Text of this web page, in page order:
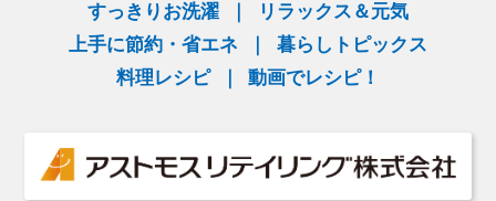
すっきりお洗濯
リラックス＆元気
上手に節約・省エネ
暮らしトピックス
料理レシピ
動画でレシピ！